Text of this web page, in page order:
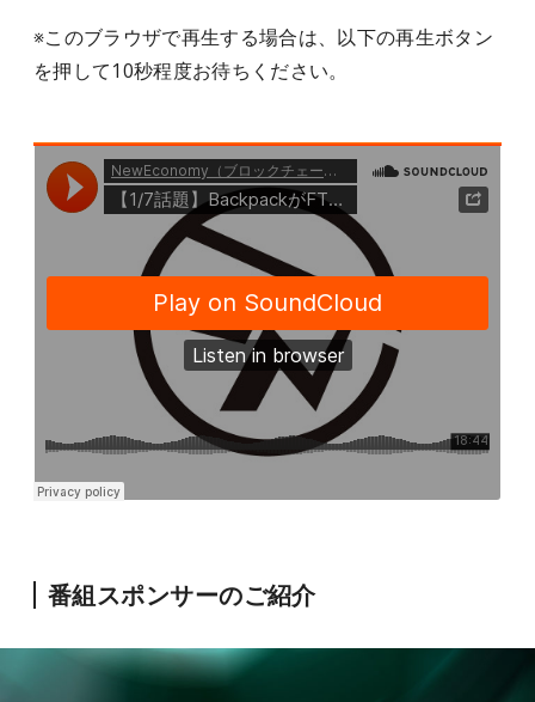
※このブラウザで再生する場合は、以下の再生ボタン
を押して10秒程度お待ちください。
番組スポンサーのご紹介